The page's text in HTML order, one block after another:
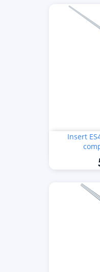
Insert